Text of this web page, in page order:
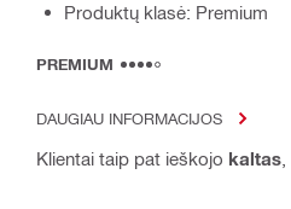
Produktų klasė: Premium
PREMIUM
DAUGIAU INFORMACIJOS
Klientai taip pat ieškojo kaltas